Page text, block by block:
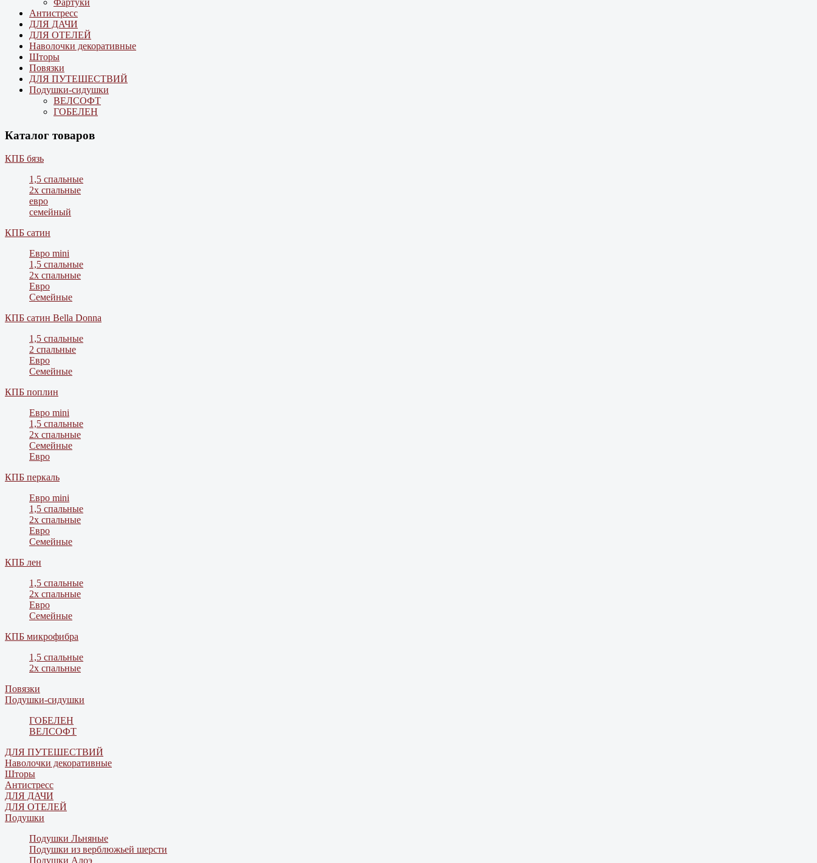
Фартуки
Антистресс
ДЛЯ ДАЧИ
ДЛЯ ОТЕЛЕЙ
Наволочки декоративные
Шторы
Повязки
ДЛЯ ПУТЕШЕСТВИЙ
Подушки-сидушки
ВЕЛСОФТ
ГОБЕЛЕН
Каталог товаров
КПБ бязь
1,5 спальные
2х спальные
евро
семейный
КПБ сатин
Евро mini
1,5 спальные
2х спальные
Евро
Семейные
КПБ сатин Bella Donna
1,5 спальные
2 спальные
Евро
Семейные
КПБ поплин
Евро mini
1,5 спальные
2х спальные
Семейные
Евро
КПБ перкаль
Евро mini
1,5 спальные
2х спальные
Евро
Семейные
КПБ лен
1,5 спальные
2х спальные
Евро
Семейные
КПБ микрофибра
1,5 спальные
2х спальные
Повязки
Подушки-сидушки
ГОБЕЛЕН
ВЕЛСОФТ
ДЛЯ ПУТЕШЕСТВИЙ
Наволочки декоративные
Шторы
Антистресс
ДЛЯ ДАЧИ
ДЛЯ ОТЕЛЕЙ
Подушки
Подушки Льняные
Подушки из верблюжьей шерсти
Подушки Алоэ